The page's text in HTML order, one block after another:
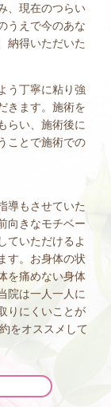
、現在のつらい
うえで今のあな
納得いただいた
う丁寧に粘り強
きます。施術を
らい、施術後に
ことで施術での
導もさせていた
向きなモチベー
ていただけるよ
す。お身体の状
を痛めない身体
院は一人一人に
りにくいことが
をオススメして